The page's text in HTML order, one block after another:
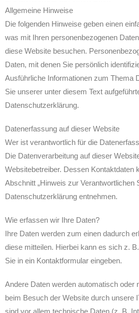
Allgemeine Hinweise
Die folgenden Hinweise geben einen
was mit Ihren personenbezogenen
diese Website besuchen.
Daten, mit denen Sie persönlich
Ausführliche Informationen zum Thema
Sie unserer unter diesem Text
Datenschutzerklärung.
Datenerfassung auf dieser Website
Wer ist verantwortlich für die
Die Datenverarbeitung auf dieser
Websitebetreiber. Dessen Kontaktdaten
Abschnitt „Hinweis zur Verantwortlichen
Datenschutzerklärung entnehmen.
Wie erfassen wir Ihre Daten?
Ihre Daten werden zum einen dadurch
diese mitteilen. Hierbei kann es sich z.
Sie in ein Kontaktformular eingeben.
Andere Daten werden automatisch oder
beim Besuch der Website durch unsere
sind vor allem technische Daten (z. B.